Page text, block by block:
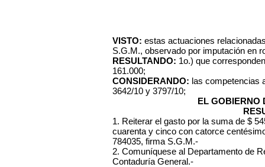
VISTO: estas actuaciones
S.G.M., observado por imputación en
RESULTANDO: 1o.) que
161.000;
CONSIDERANDO: las competencias
3642/10 y 3797/10;
EL GOBIERNO
1. Reiterar el gasto por la suma de $
cuarenta y cinco con catorce
784035, firma S.G.M.-
2. Comuníquese al Departamento de
Contaduría General.-